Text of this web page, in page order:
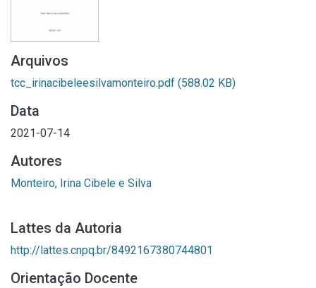
Arquivos
tcc_irinacibeleesilvamonteiro.pdf (588.02 KB)
Data
2021-07-14
Autores
Monteiro, Irina Cibele e Silva
Lattes da Autoria
http://lattes.cnpq.br/8492167380744801
Orientação Docente